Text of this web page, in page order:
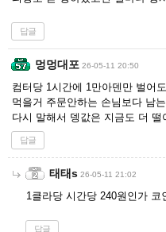
답글
멍멍대포 26-05-11 20:50
컴터당 1시간에 1만아덴만 벌어
먹을거 주문안하는 손님보다 남
다시 말해서 뎅값은 지금도 더
답글
태태s 26-05-11 21:02
1클라당 시간당 240원인가 코
답글